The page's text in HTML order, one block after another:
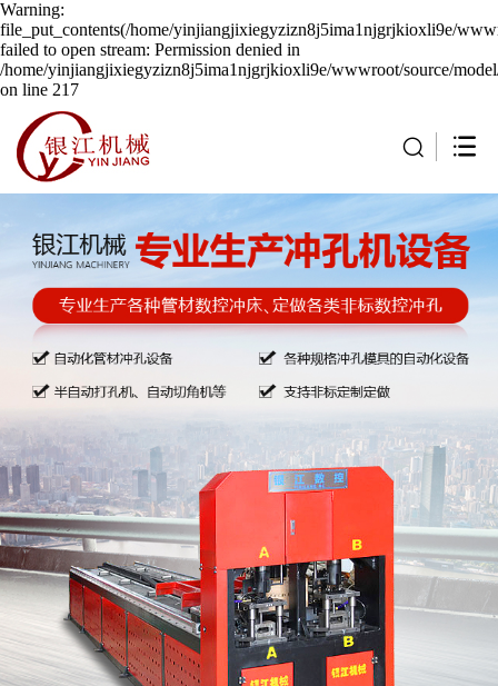
Warning:
file_put_contents(/home/yinjiangjixiegyzizn8j5ima1njgrjkioxli9e/
failed to open stream: Permission denied in
/home/yinjiangjixiegyzizn8j5ima1njgrjkioxli9e/wwwroot/source/
on line 217